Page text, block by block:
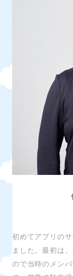
初めてアプリの
ました。最初は
ので当時のメン